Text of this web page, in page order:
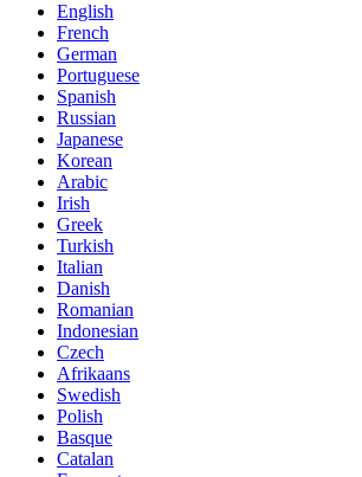
English
French
German
Portuguese
Spanish
Russian
Japanese
Korean
Arabic
Irish
Greek
Turkish
Italian
Danish
Romanian
Indonesian
Czech
Afrikaans
Swedish
Polish
Basque
Catalan